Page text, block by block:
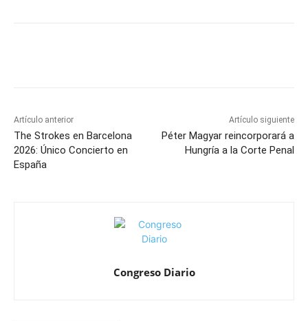
Artículo anterior
The Strokes en Barcelona
2026: Único Concierto en
España
Artículo siguiente
Péter Magyar reincorporará a
Hungría a la Corte Penal
Congreso Diario